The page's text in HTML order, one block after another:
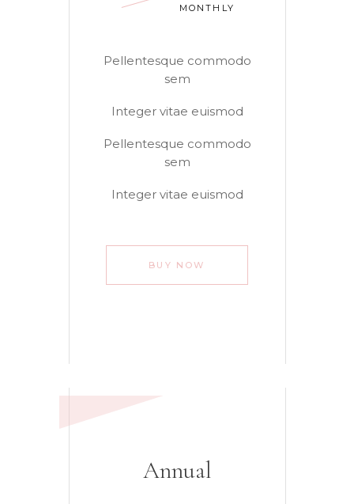
MONTHLY
Pellentesque commodo
sem
Integer vitae euismod
Pellentesque commodo
sem
Integer vitae euismod
BUY NOW
Annual